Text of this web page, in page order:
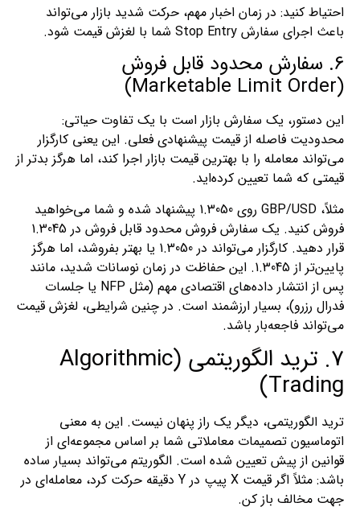
احتیاط کنید: در زمان اخبار مهم، حرکت شدید بازار می‌تواند
باعث اجرای سفارش Stop Entry شما با لغزش قیمت شود.
6. سفارش محدود قابل فروش
(Marketable Limit Order)
این دستور، یک سفارش بازار است با یک تفاوت حیاتی:
محدودیت فاصله از قیمت پیشنهادی فعلی. این یعنی کارگزار
می‌تواند معامله را با بهترین قیمت بازار اجرا کند، اما هرگز بدتر از
قیمتی که شما تعیین کرده‌اید.
مثلاً، GBP/USD روی 1.3050 پیشنهاد شده و شما می‌خواهید
فروش کنید. یک سفارش فروش محدود قابل فروش در 1.3045
قرار دهید. کارگزار می‌تواند در 1.3050 یا بهتر بفروشد، اما هرگز
پایین‌تر از 1.3045. این حفاظت در زمان نوسانات شدید، مانند
پس از انتشار داده‌های اقتصادی مهم (مثل NFP یا جلسات
فدرال رزرو)، بسیار ارزشمند است. در چنین شرایطی، لغزش قیمت
می‌تواند فاجعه‌بار باشد.
7. ترید الگوریتمی (Algorithmic
Trading)
ترید الگوریتمی، دیگر یک راز پنهان نیست. این به معنی
اتوماسیون تصمیمات معاملاتی شما بر اساس مجموعه‌ای از
قوانین از پیش تعیین شده است. الگوریتم می‌تواند بسیار ساده
باشد: مثلاً اگر قیمت X پیپ در Y دقیقه حرکت کرد، معامله‌ای در
جهت مخالف باز کن.